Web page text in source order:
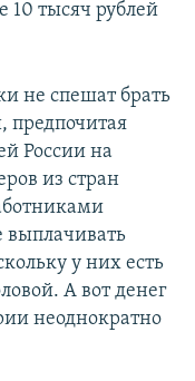
10 тысяч рублей
не спешат брать
предпочитая
России на
из стран
у них есть
А вот денег
неоднократно